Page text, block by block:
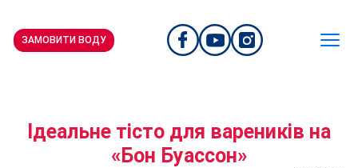
ЗАМОВИТИ ВОДУ
Ідеальне тісто для вареників на
«Бон Буассон»